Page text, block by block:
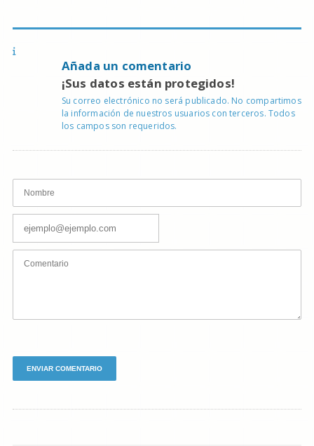
Añada un comentario
¡Sus datos están protegidos!
Su correo electrónico no será publicado. No compartimos
la información de nuestros usuarios con terceros. Todos
los campos son requeridos.